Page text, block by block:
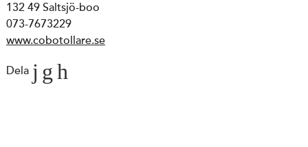
132 49 Saltsjö-boo
073-7673229
www.cobotollare.se
Dela